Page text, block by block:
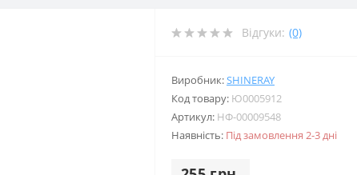
Відгуки: (0)
Виробник:SHINERAY
Код товару: Ю0005912
Артикул: НФ-00009548
Наявність: Під замовлення 2-3 дні